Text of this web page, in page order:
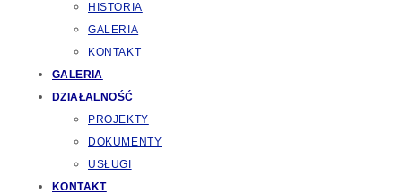
HISTORIA
GALERIA
KONTAKT
GALERIA
DZIAŁALNOŚĆ
PROJEKTY
DOKUMENTY
USŁUGI
KONTAKT